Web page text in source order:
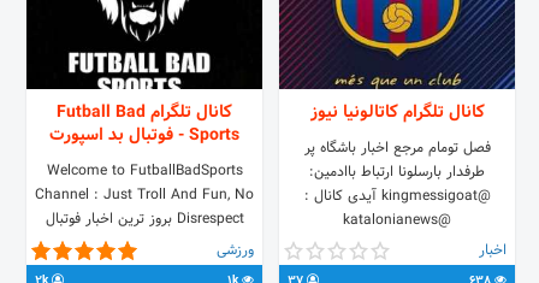
کانال تلگرام کاتالونیا نیوز
فصل تومام مرجع اخبار باشگاه پر
طرفدار بارسلونا ارتباط باادمین:
@kingmessigoat آیدی کانال :
@katalonianews
اخبار
کانال تلگرام Futball Bad
Sports - فوتبال بد اسپورت
Welcome to FutballBadSports
Channel : Just Troll And Fun, No
Disrespect بروز ترین اخبار فوتبال
ایران و جهان . ⚽ اینجا با هر تیمی
شوخی داریم . فان ترین کانال فوتبالی
ورزشی